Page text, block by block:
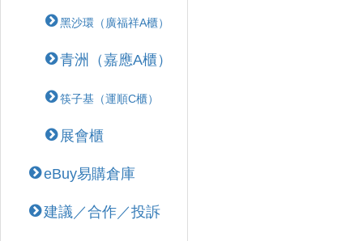
黑沙環（廣福祥A櫃）
青洲（嘉應A櫃）
筷子基（運順C櫃）
展會櫃
eBuy易購倉庫
建議／合作／投訴